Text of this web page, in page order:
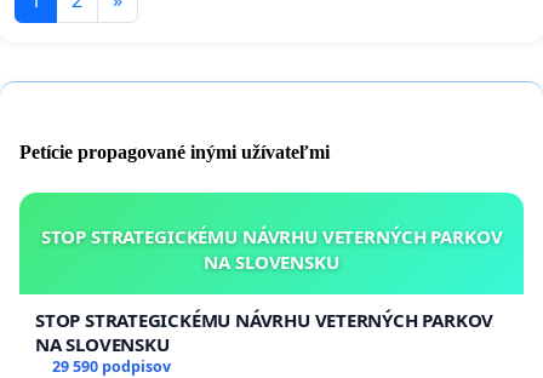
Petície propagované inými užívateľmi
STOP STRATEGICKÉMU NÁVRHU VETERNÝCH PARKOV
NA SLOVENSKU
STOP STRATEGICKÉMU NÁVRHU VETERNÝCH PARKOV
NA SLOVENSKU
29 590 podpisov